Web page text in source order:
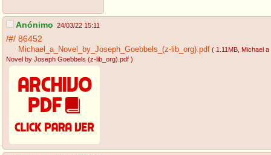
Anónimo 24/03/22 15:11
/#/ 86452
Michael_a_Novel_by_Joseph_Goebbels_(z-lib_org).pdf ( 1.11MB , Michael a
Novel by Joseph Goebbels (z-lib_org).pdf )